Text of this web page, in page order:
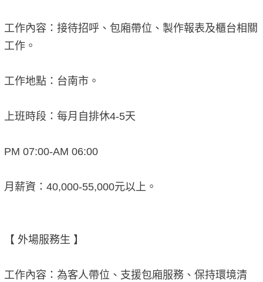
工作內容：接待招呼、包廂帶位、製作報表及櫃台相關
工作。
工作地點：台南市。
上班時段：每月自排休4-5天
PM 07:00-AM 06:00
月薪資：40,000-55,000元以上。
【 外場服務生 】
工作內容：為客人帶位、支援包廂服務、保持環境清